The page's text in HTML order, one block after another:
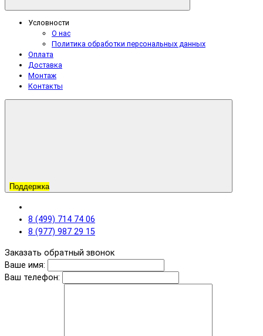
Условности
О нас
Политика обработки персональных данных
Оплата
Доставка
Монтаж
Контакты
Поддержка
8 (499) 714 74 06
8 (977) 987 29 15
Заказать обратный звонок
Ваше имя:
Ваш телефон: